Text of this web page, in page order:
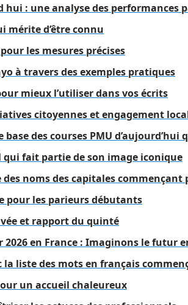
hui : une analyse des performances
d’être connu
les mesures précises
à travers des exemples pratiques
mieux l’utiliser dans vos écrits
citoyennes et engagement
des courses PMU
qui fait partie de son image iconique
noms des capitales commençant
pour les parieurs débutants
et rapport du quinté
en France : Imaginons le futur
la liste des mots en français
un accueil chaleureux